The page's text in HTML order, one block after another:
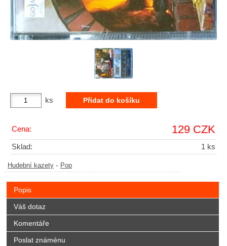
ks
Cena: 129 CZK
Sklad: 1 ks
Hudební kazety - Pop
Popis
Váš dotaz
Komentáře
Poslat známénu